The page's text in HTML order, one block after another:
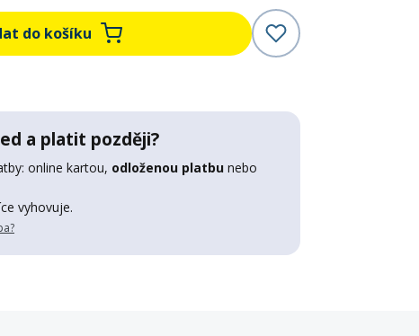
do košíku
a platit později?
online kartou, odloženou platbu nebo
vyhovuje.